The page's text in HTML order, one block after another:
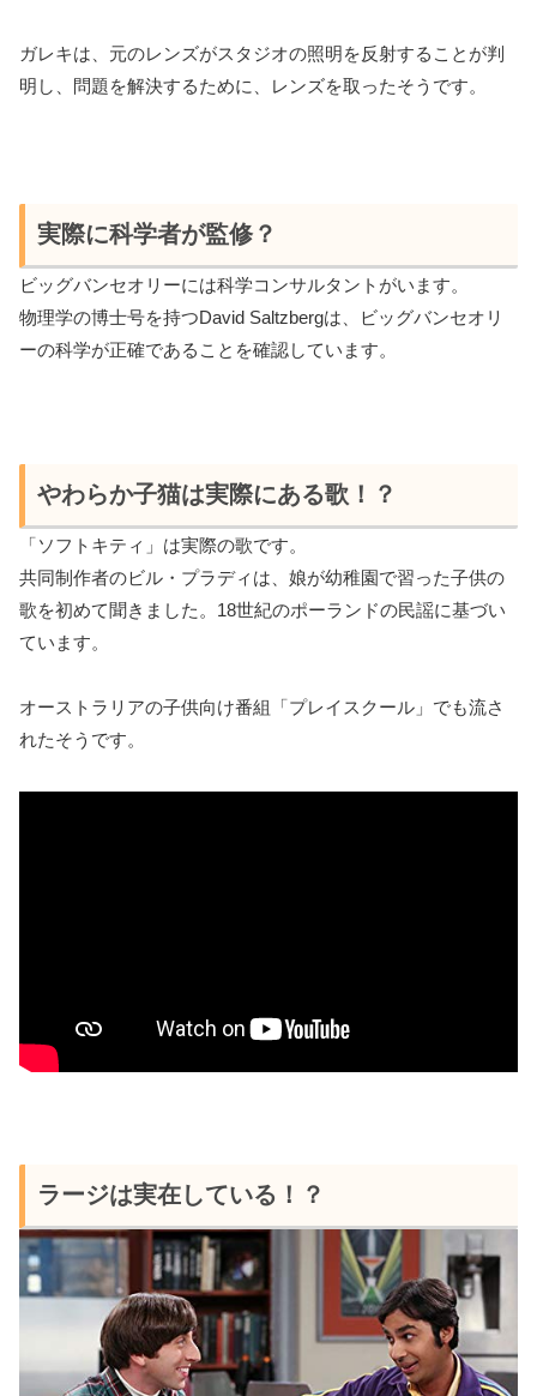
ガレキは、元のレンズがスタジオの照明を反射することが判
明し、問題を解決するために、レンズを取ったそうです。
実際に科学者が監修？
ビッグバンセオリーには科学コンサルタントがいます。
物理学の博士号を持つDavid Saltzbergは、ビッグバンセオリ
ーの科学が正確であることを確認しています。
やわらか子猫は実際にある歌！？
「ソフトキティ」は実際の歌です。
共同制作者のビル・プラディは、娘が幼稚園で習った子供の
歌を初めて聞きました。18世紀のポーランドの民謡に基づい
ています。
オーストラリアの子供向け番組「プレイスクール」でも流さ
れたそうです。
ラージは実在している！？